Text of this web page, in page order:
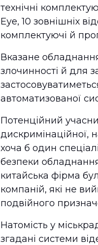
технічні
Eye, 10 зовнішніх
комплектуючі й
Вказане
злочинності й для
автоматизованої
Потенційний
дискримінаційної,
хоча б один
безпеки
китайська фірма
компаній, які не
подвійного
Натомість у
згадані системи